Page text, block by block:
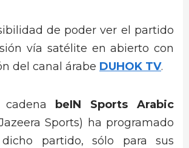
de poder ver el partido
vía satélite en abierto con
del canal árabe DUHOK TV.
beIN Sports Arabic
Sports) ha programado
partido, sólo para sus